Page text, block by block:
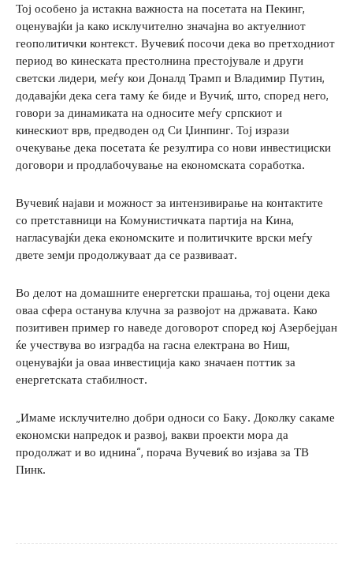
Тој особено ја истакна важноста на посетата на Пекинг,
оценувајќи ја како исклучително значајна во актуелниот
геополитички контекст. Вучевиќ посочи дека во претходниот
период во кинеската престолнина престојувале и други
светски лидери, меѓу кои Доналд Трамп и Владимир Путин,
додавајќи дека сега таму ќе биде и Вучиќ, што, според него,
говори за динамиката на односите меѓу српскиот и
кинескиот врв, предводен од Си Џинпинг. Тој изрази
очекување дека посетата ќе резултира со нови инвестициски
договори и продлабочување на економската соработка.
Вучевиќ најави и можност за интензивирање на контактите
со претставници на Комунистичката партија на Кина,
нагласувајќи дека економските и политичките врски меѓу
двете земји продолжуваат да се развиваат.
Во делот на домашните енергетски прашања, тој оцени дека
оваа сфера останува клучна за развојот на државата. Како
позитивен пример го наведе договорот според кој Азербејџан
ќе учествува во изградба на гасна електрана во Ниш,
оценувајќи ја оваа инвестиција како значаен поттик за
енергетската стабилност.
„Имаме исклучително добри односи со Баку. Доколку сакаме
економски напредок и развој, вакви проекти мора да
продолжат и во иднина“, порача Вучевиќ во изјава за ТВ
Пинк.